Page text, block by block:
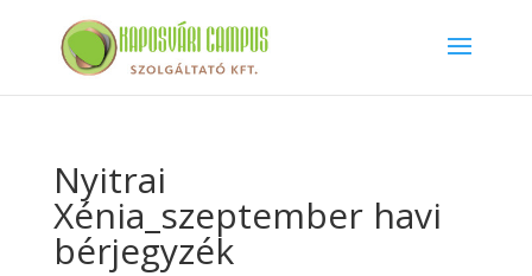
Nyitrai
Xénia_szeptember havi
bérjegyzék